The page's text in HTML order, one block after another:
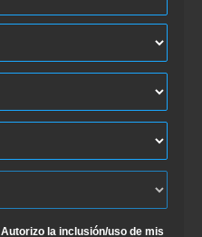
Autorizo la inclusión/uso de mis